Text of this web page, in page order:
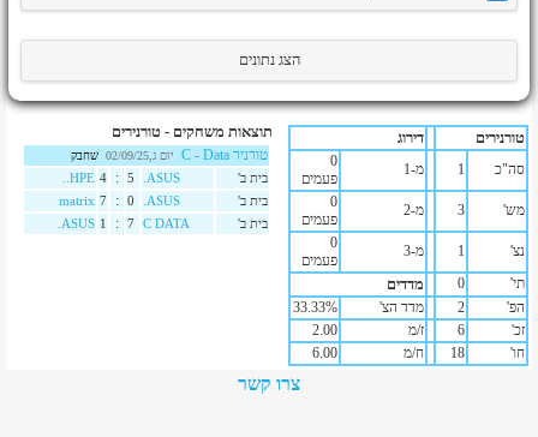
הצג נתונים
טורנירים דירוג
סה"כ 1 מ-1
0
פעמים
מש'
3 מ-2
0
פעמים
נצ'
1 מ-3
0
פעמים
תי'
0 מדדים
הפ' 2 מדד הצ' 33.33%
זכ'
6 ז/מ
2.00
חו'
18 ח/מ 6.00
תוצאות משחקים - טורנירים
טורניר C - Data יום ג,02/09/25
שחבק
בית ב'
ASUS.
5
:
4
HPE..
בית ב'
ASUS.
0
:
7
matrix
בית ב'
C DATA
7
:
1
ASUS.
צרו קשר